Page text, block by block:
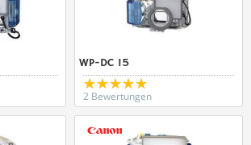
WP-DC 15
2 Bewertungen